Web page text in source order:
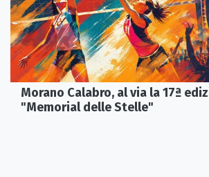
Morano Calabro, al via la 17ª
"Memorial delle Stelle"